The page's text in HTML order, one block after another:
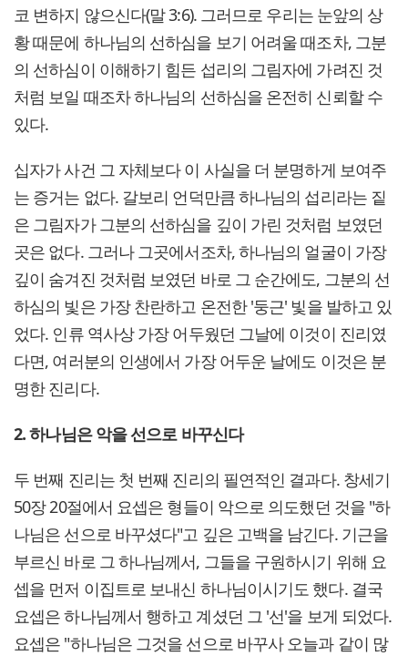
코 변하지 않으신다(말 3:6). 그러므로 우리는 눈앞의 상
황 때문에 하나님의 선하심을 보기 어려울 때조차, 그분
의 선하심이 이해하기 힘든 섭리의 그림자에 가려진 것
처럼 보일 때조차 하나님의 선하심을 온전히 신뢰할 수
있다.
십자가 사건 그 자체보다 이 사실을 더 분명하게 보여주
는 증거는 없다. 갈보리 언덕만큼 하나님의 섭리라는 짙
은 그림자가 그분의 선하심을 깊이 가린 것처럼 보였던
곳은 없다. 그러나 그곳에서조차, 하나님의 얼굴이 가장
깊이 숨겨진 것처럼 보였던 바로 그 순간에도, 그분의 선
하심의 빛은 가장 찬란하고 온전한 '둥근' 빛을 발하고 있
었다. 인류 역사상 가장 어두웠던 그날에 이것이 진리였
다면, 여러분의 인생에서 가장 어두운 날에도 이것은 분
명한 진리다.
2. 하나님은 악을 선으로 바꾸신다
두 번째 진리는 첫 번째 진리의 필연적인 결과다. 창세기
50장 20절에서 요셉은 형들이 악으로 의도했던 것을 "하
나님은 선으로 바꾸셨다"고 깊은 고백을 남긴다. 기근을
부르신 바로 그 하나님께서, 그들을 구원하시기 위해 요
셉을 먼저 이집트로 보내신 하나님이시기도 했다. 결국
요셉은 하나님께서 행하고 계셨던 그 '선'을 보게 되었다.
요셉은 "하나님은 그것을 선으로 바꾸사 오늘과 같이 많